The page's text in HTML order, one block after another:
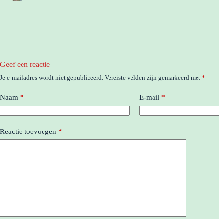
Geef een reactie
Je e-mailadres wordt niet gepubliceerd. Vereiste velden zijn gemarkeerd met *
Naam * E-mail *
Reactie toevoegen *